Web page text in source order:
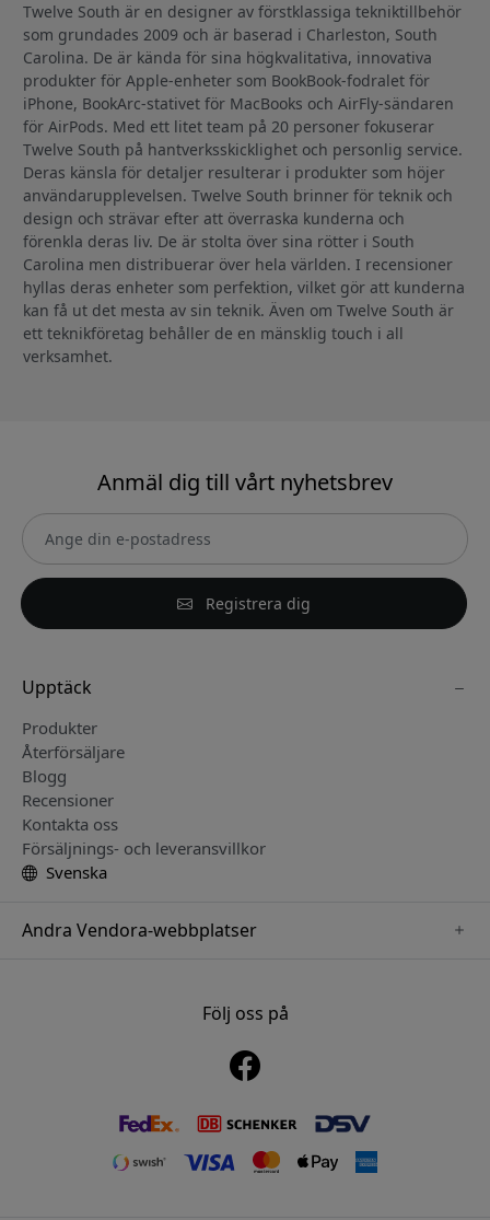
Twelve South är en designer av förstklassiga tekniktillbehör
som grundades 2009 och är baserad i Charleston, South
Carolina. De är kända för sina högkvalitativa, innovativa
produkter för Apple-enheter som BookBook-fodralet för
iPhone, BookArc-stativet för MacBooks och AirFly-sändaren
för AirPods. Med ett litet team på 20 personer fokuserar
Twelve South på hantverksskicklighet och personlig service.
Deras känsla för detaljer resulterar i produkter som höjer
användarupplevelsen. Twelve South brinner för teknik och
design och strävar efter att överraska kunderna och
förenkla deras liv. De är stolta över sina rötter i South
Carolina men distribuerar över hela världen. I recensioner
hyllas deras enheter som perfektion, vilket gör att kunderna
kan få ut det mesta av sin teknik. Även om Twelve South är
ett teknikföretag behåller de en mänsklig touch i all
verksamhet.
Anmäl dig till vårt nyhetsbrev
Registrera dig
Upptäck
Produkter
Återförsäljare
Blogg
Recensioner
Kontakta oss
Försäljnings- och leveransvillkor
Svenska
Andra Vendora-webbplatser
www.pipetto.se
Följ oss på